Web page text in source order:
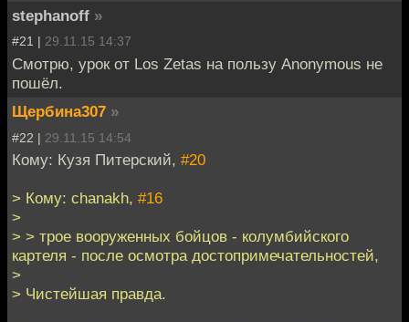
stephanoff »
#21 | 29.11.15 14:37
Смотрю, урок от Los Zetas на пользу Anonymous не
пошёл.
Щербина307 »
#22 | 29.11.15 14:54
Кому: Кузя Питерский, #20
> Кому: chanakh, #16
>
> > трое вооруженных бойцов - колумбийского
картеля - после осмотра достопримечательностей,
>
> Чистейшая правда.